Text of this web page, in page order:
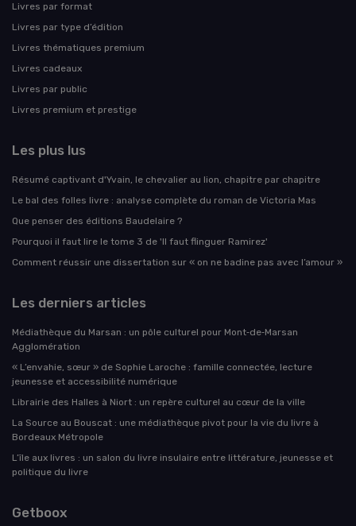
Livres par format
Livres par type d’édition
Livres thématiques premium
Livres cadeaux
Livres par public
Livres premium et prestige
Les plus lus
Résumé captivant d'Yvain, le chevalier au lion, chapitre par chapitre
Le bal des folles livre : analyse complète du roman de Victoria Mas
Que penser des éditions Baudelaire ?
Pourquoi il faut lire le tome 3 de 'Il faut flinguer Ramirez'
Comment réussir une dissertation sur « on ne badine pas avec l’amour »
Les derniers articles
Médiathèque du Marsan : un pôle culturel pour Mont‑de‑Marsan
Agglomération
« L’envahie, sœur » de Sophie Laroche : famille connectée, lecture
jeunesse et accessibilité numérique
Librairie des Halles à Niort : un repère culturel au cœur de la ville
La Source au Bouscat : une médiathèque pivot pour la vie du livre à
Bordeaux Métropole
L’île aux livres : un salon du livre insulaire entre littérature, jeunesse et
politique du livre
Getboox